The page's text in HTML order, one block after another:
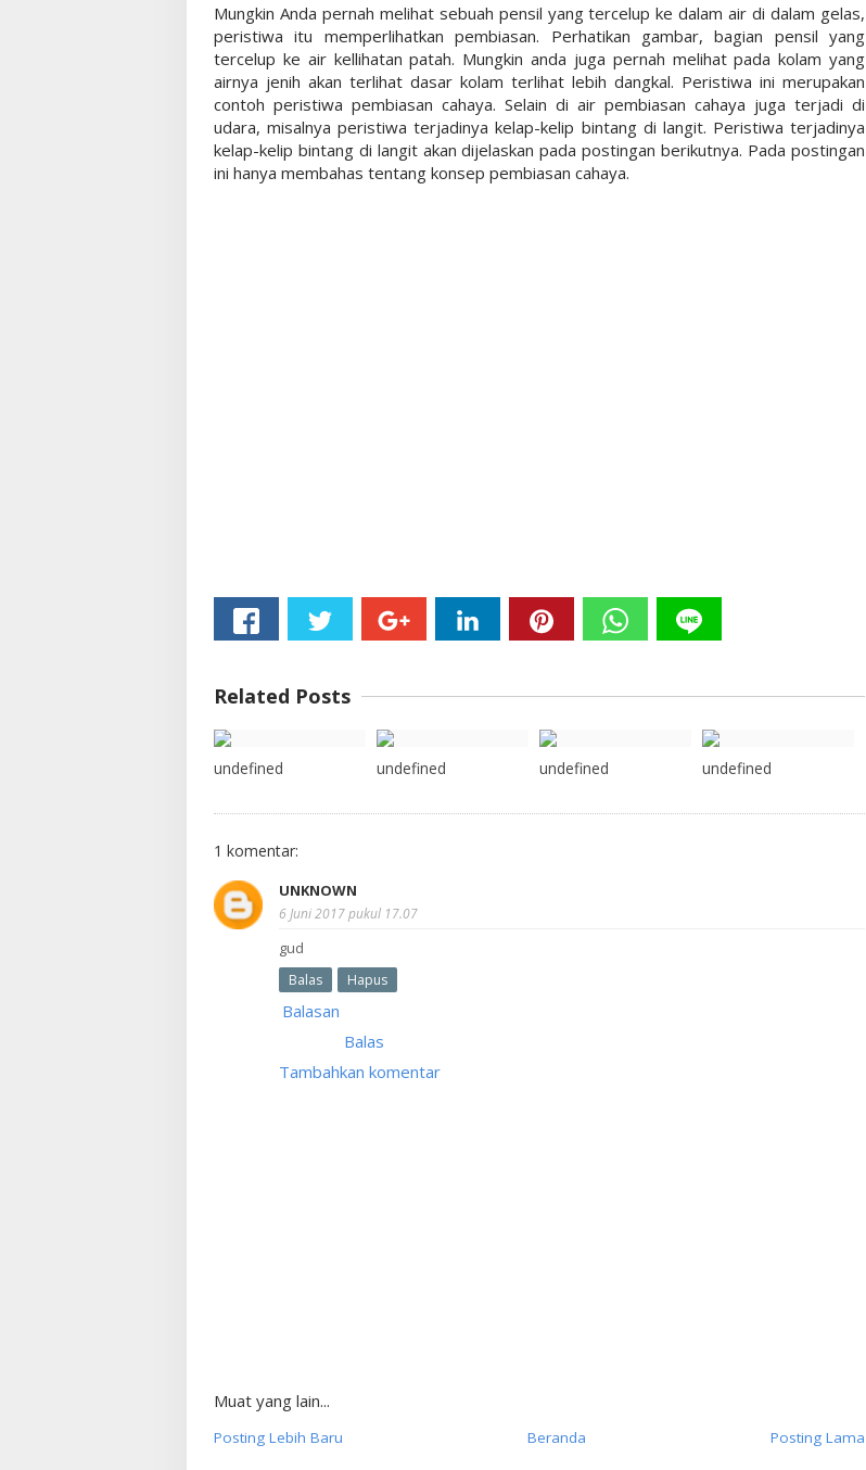
Mungkin Anda pernah melihat sebuah pensil yang tercelup ke dalam air di dalam gelas,
peristiwa itu memperlihatkan pembiasan. Perhatikan gambar, bagian pensil yang
tercelup ke air kellihatan patah. Mungkin anda juga pernah melihat pada kolam yang
airnya jenih akan terlihat dasar kolam terlihat lebih dangkal. Peristiwa ini merupakan
contoh peristiwa pembiasan cahaya. Selain di air pembiasan cahaya juga terjadi di
udara, misalnya peristiwa terjadinya kelap-kelip bintang di langit. Peristiwa terjadinya
kelap-kelip bintang di langit akan dijelaskan pada postingan berikutnya. Pada postingan
ini hanya membahas tentang konsep pembiasan cahaya.
Related Posts
undefined undefined undefined undefined
1 komentar:
UNKNOWN
6 Juni 2017 pukul 17.07
gud
Balas Hapus
Balasan
Balas
Tambahkan komentar
Muat yang lain...
Posting Lebih Baru Posting Lama
Beranda